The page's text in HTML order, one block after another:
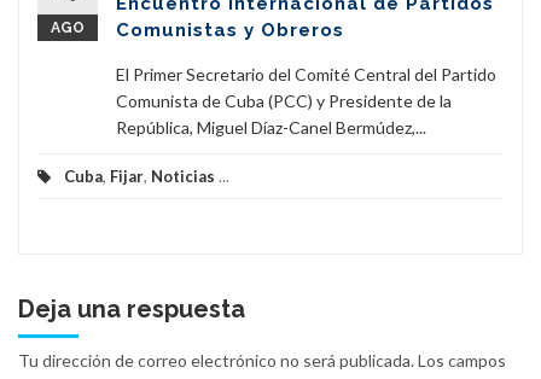
AGO
Comunistas y Obreros
El Primer Secretario del Comité Central del Partido
Comunista de Cuba (PCC) y Presidente de la
República, Miguel Díaz-Canel Bermúdez,...
Cuba, Fijar, Noticias ...
Deja una respuesta
Tu dirección de correo electrónico no será publicada.Los campos